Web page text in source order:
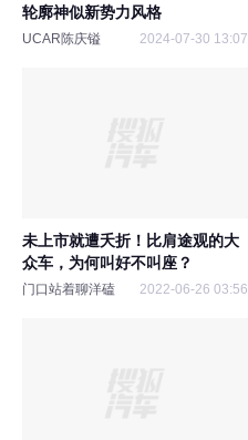
轮廓神似新势力风格
UCAR陈庆镒 2024-07-30 13:07
未上市就遭夭折！比肩途观的大
众车，为何叫好不叫座？
门口站着聊洋磕 2022-06-26 03:56